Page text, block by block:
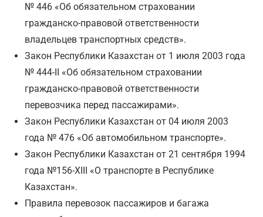
№ 446 «Об обязательном страховании
гражданско-правовой ответственности
владельцев транспортных средств».
Закон Республики Казахстан от 1 июля 2003 года
№ 444-II «Об обязательном страховании
гражданско-правовой ответственности
перевозчика перед пассажирами».
Закон Республики Казахстан от 04 июля 2003
года № 476 «Об автомобильном транспорте».
Закон Республики Казахстан от 21 сентября 1994
года №156-XIII «О транспорте в Республике
Казахстан».
Правила перевозок пассажиров и багажа